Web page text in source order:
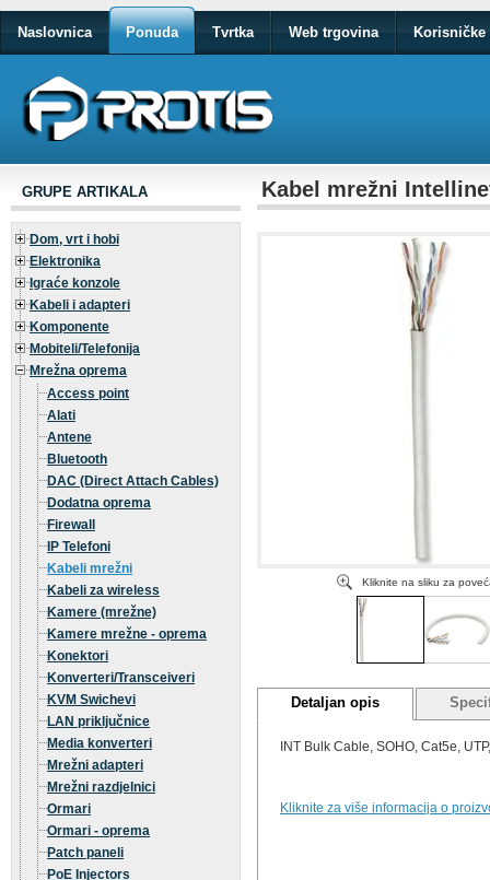
Naslovnica Ponuda Tvrtka Web trgovina Korisničke
GRUPE ARTIKALA
Dom, vrt i hobi
Elektronika
Igraće konzole
Kabeli i adapteri
Komponente
Mobiteli/Telefonija
Mrežna oprema
Access point
Alati
Antene
Bluetooth
DAC (Direct Attach Cables)
Dodatna oprema
Firewall
IP Telefoni
Kabeli mrežni
Kabeli za wireless
Kamere (mrežne)
Kamere mrežne - oprema
Konektori
Konverteri/Transceiveri
KVM Swichevi
LAN priključnice
Media konverteri
Mrežni adapteri
Mrežni razdjelnici
Ormari
Ormari - oprema
Patch paneli
PoE Injectors
Kabel mrežni
Kliknite na sliku za
Detaljan opis
INT Bulk Cable, SOHO, Cat5e,
Kliknite za više informacija o